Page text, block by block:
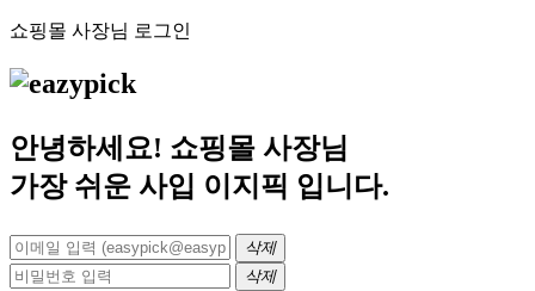
쇼핑몰 사장님 로그인
안녕하세요! 쇼핑몰 사장님
가장 쉬운 사입 이지픽 입니다.
삭제
삭제